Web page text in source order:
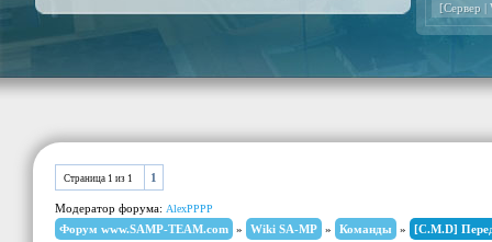
[Сервер |
Страница 1 из 1 1
Модератор форума: AlexPPPP
Форум www.SAMP-TEAM.com » Wiki SA-MP » Команды » [C.M.D]